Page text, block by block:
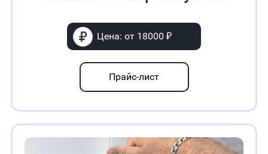
Цена: от 18000 ₽
Прайс-лист